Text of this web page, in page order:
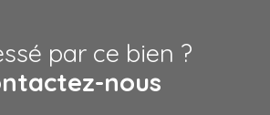
par ce bien ?
nous